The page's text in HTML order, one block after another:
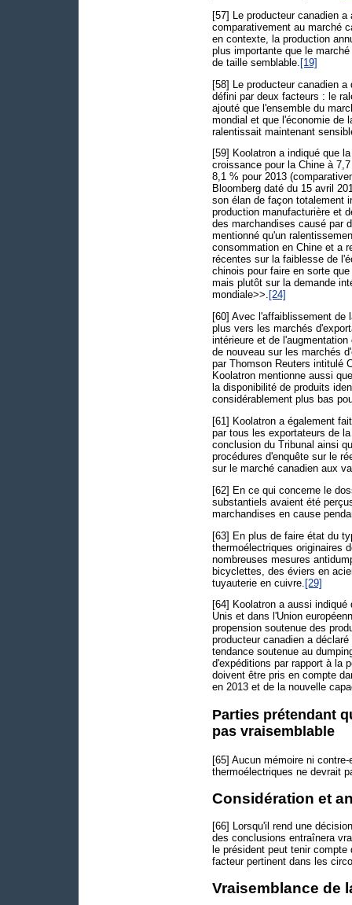
[57] Le producteur canadien
comparativement au marché
en contexte, la production
plus importante que le
de taille semblable. [19]
[58] Le producteur canadien
défini par deux facteurs : le
ajouté que l'ensemble du
mondial et que l'économie de
ralentissait maintenant
[59] Koolatron a indiqué que
croissance pour la Chine à
8,1 % pour 2013
Bloomberg daté du 15 avril
son élan de façon totalement
production manufacturière et
des marchandises causé par
mentionné qu'un
consommation en Chine et a
récentes sur la faiblesse de
chinois pour faire en sorte
mais plutôt sur la demande
mondiale>>. [24]
[60] Avec l'affaiblissement de
plus vers les marchés
intérieure et de
de nouveau sur les marchés
par Thomson Reuters intitulé
Koolatron mentionne aussi
la disponibilité de produits
considérablement plus bas
[61] Koolatron a également
par tous les exportateurs de
conclusion du Tribunal ainsi
procédures d'enquête sur le
sur le marché canadien aux
[62] En ce qui concerne le
substantiels avaient été
marchandises en cause
[63] En plus de faire état du
thermoélectriques originaires
nombreuses mesures
bicyclettes, des éviers en
tuyauterie en cuivre. [29]
[64] Koolatron a aussi
Unis et dans l'Union
propension soutenue des
producteur canadien a
tendance soutenue au
d'expéditions par rapport à la
doivent être pris en compte
en 2013 et de la nouvelle
Parties prétendant
pas vraisemblable
[65] Aucun mémoire ni
thermoélectriques ne devrait
Considération et
[66] Lorsqu'il rend une
des conclusions entraînera
le président peut tenir
facteur pertinent dans les
Vraisemblance de